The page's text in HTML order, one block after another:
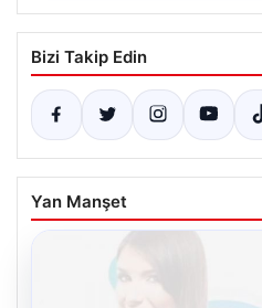
Bizi Takip Edin
Yan Manşet